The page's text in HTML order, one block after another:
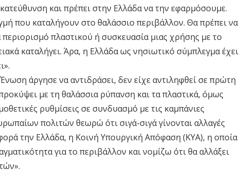
και πρέπει στην Ελλάδα να την εφαρμόσουμε.
που καταλήγουν στο θαλάσσιο περιβάλλον. Θα πρέπει να
πλαστικού ή συσκευασία μιας χρήσης με το
καταλήγει. Άρα, η Ελλάδα ως νησιωτικό σύμπλεγμα έχει
άργησε να αντιδράσει, δεν είχε αντιληφθεί σε πρώτη
με τη θαλάσσια ρύπανση και τα πλαστικά, όμως
ρυθμίσεις σε συνδυασμό με τις καμπάνιες
πολιτών θεωρώ ότι σιγά-σιγά γίνονται αλλαγές
την Ελλάδα, η Κοινή Υπουργική Απόφαση (ΚΥΑ), η οποία
για το περιβάλλον και νομίζω ότι θα αλλάξει